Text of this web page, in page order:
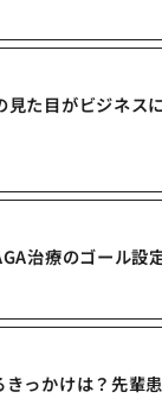
見た目がビジネス
治療のゴール設
っかけは？先輩